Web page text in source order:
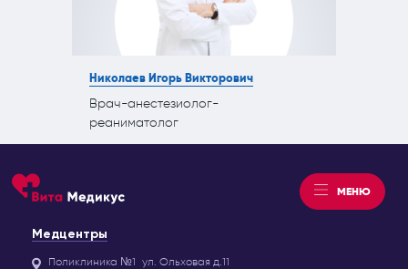
Николаев Игорь Викторович
Врач-анестезиолог-
реаниматолог
МЕНЮ
Медцентры
Поликлиника №1 ул. Ольховая д.11